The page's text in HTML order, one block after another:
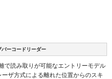
ーコードリーダー
読み取りが可能なエントリーモデル
ザ方式による離れた位置からのスキ